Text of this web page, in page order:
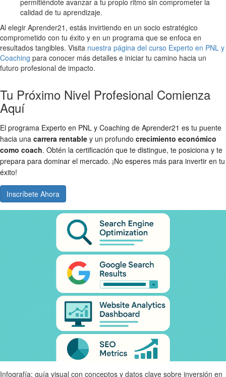
calidad de tu aprendizaje.
Al elegir Aprender21, estás invirtiendo en un socio estratégico
comprometido con tu éxito y en un programa que se enfoca en
resultados tangibles. Visita nuestra página del curso Experto en PNL y
Coaching para conocer más detalles e iniciar tu camino hacia un
futuro profesional de impacto.
Tu Próximo Nivel Profesional Comienza
Aquí
El programa Experto en PNL y Coaching de Aprender21 es tu puente
hacia una carrera rentable y un profundo crecimiento económico
como coach. Obtén la certificación que te distingue, te posiciona y te
prepara para dominar el mercado. ¡No esperes más para invertir en tu
éxito!
Inscríbete Ahora
Infografía: guía visual con conceptos y datos clave sobre inversión en